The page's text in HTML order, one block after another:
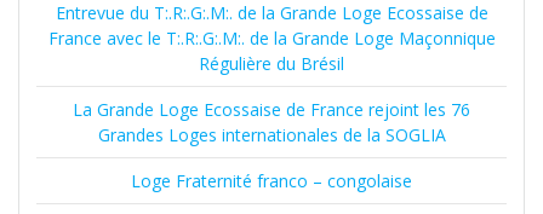
Entrevue du T:.R:.G:.M:. de la Grande Loge Ecossaise de
France avec le T:.R:.G:.M:. de la Grande Loge Maçonnique
Régulière du Brésil
La Grande Loge Ecossaise de France rejoint les 76
Grandes Loges internationales de la SOGLIA
Loge Fraternité franco – congolaise